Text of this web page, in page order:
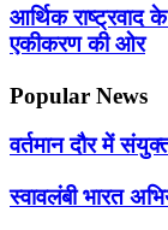
आर्थिक राष्ट्रवाद
एकीकरण की ओर
Popular News
वर्तमान दौर में
स्वावलंबी भारत